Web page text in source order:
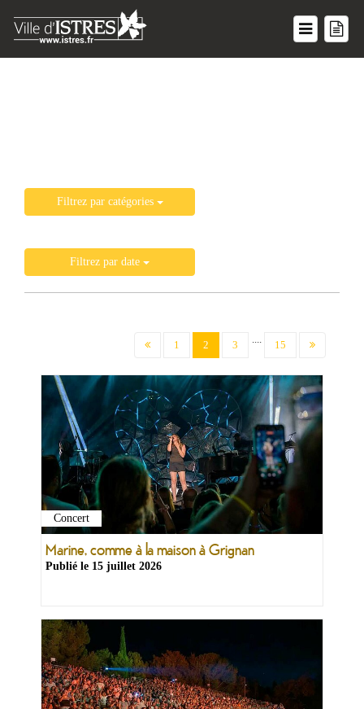
Ma
mairie
Ma
ville
Filtrez par catégories
Filtrez par date
1 2 (current)
3 .... 15
Concert
Marine, comme à la maison à Grignan
Publié le 15 juillet 2026